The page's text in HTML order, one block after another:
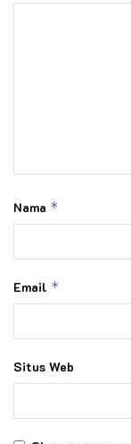
Nama *
Email *
Situs Web